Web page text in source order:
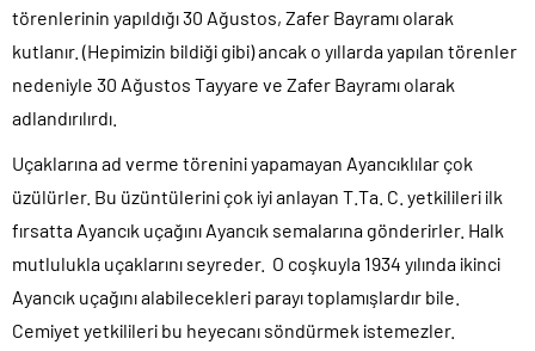
törenlerinin yapıldığı 30 Ağustos, Zafer Bayramı olarak
kutlanır. (Hepimizin bildiği gibi) ancak o yıllarda yapılan törenler
nedeniyle 30 Ağustos Tayyare ve Zafer Bayramı olarak
adlandırılırdı.
Uçaklarına ad verme törenini yapamayan Ayancıklılar çok
üzülürler. Bu üzüntülerini çok iyi anlayan T.Ta. C. yetkilileri ilk
fırsatta Ayancık uçağını Ayancık semalarına gönderirler. Halk
mutlulukla uçaklarını seyreder. O coşkuyla 1934 yılında ikinci
Ayancık uçağını alabilecekleri parayı toplamışlardır bile.
Cemiyet yetkilileri bu heyecanı söndürmek istemezler.